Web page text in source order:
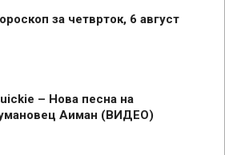
за четврток, 6 август
– Нова песна на
Аиман (ВИДЕО)